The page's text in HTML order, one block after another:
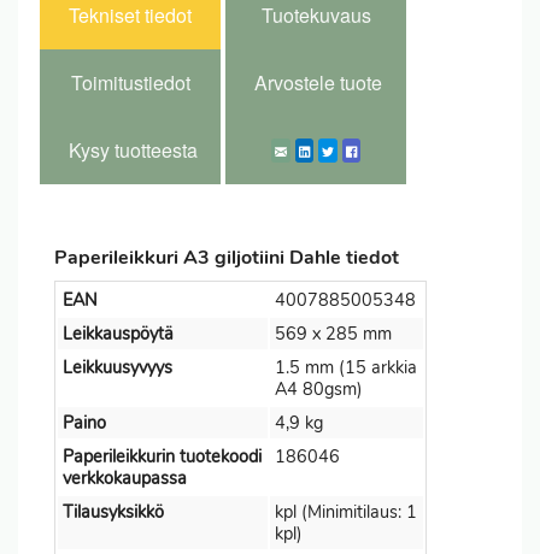
Tekniset tiedot Tuotekuvaus
Toimitustiedot Arvostele tuote
Kysy tuotteesta
Paperileikkuri A3 giljotiini Dahle tiedot
EAN
4007885005348
Leikkauspöytä
569 x 285 mm
Leikkuusyvyys
1.5 mm (15 arkkia
A4 80gsm)
Paino
4,9 kg
Paperileikkurin tuotekoodi
verkkokaupassa
186046
Tilausyksikkö
kpl (Minimitilaus: 1
kpl)